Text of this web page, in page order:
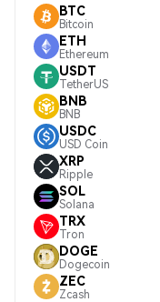
BTC
Bitcoin
ETH
Ethereum
USDT
TetherUS
BNB
BNB
USDC
USD Coin
XRP
Ripple
SOL
Solana
TRX
Tron
DOGE
Dogecoin
ZEC
Zcash